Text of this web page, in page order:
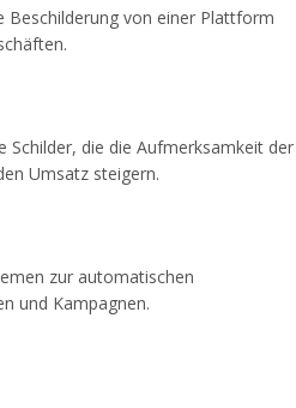
Beschilderung von einer Plattform
Schilder, die die Aufmerksamkeit der
Umsatz steigern.
zur automatischen
und Kampagnen.